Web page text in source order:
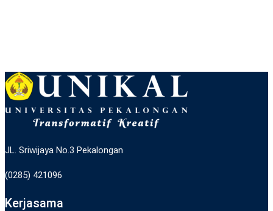
JL. Sriwijaya No.3 Pekalongan
(0285) 421096
Kerjasama